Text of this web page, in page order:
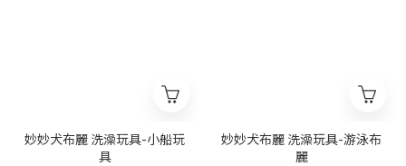
妙妙犬布麗 洗澡玩具-小船玩
具
妙妙犬布麗 洗澡玩具-游泳布
麗